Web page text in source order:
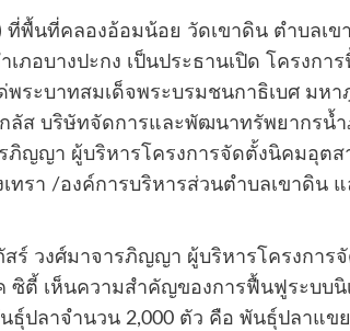
ที่พื้นที่คลองอ้อมน้อย วัดเขาดิน ตำบลเข
เภอบางปะกง เป็นประธานเปิด โครงกา
พระบาทสมเด็จพระบรมชนกาธิเบศ มห
ลัส บริษัทจัดการและพัฒนาทรัพยากรน้
ภิญญา ผู้บริหารโครงการจัดตั้งนิคมอุตส
ทรา /องค์การบริหารส่วนตำบลเขาดิน
สร์ วงศ์มาจารภิญญา ผู้บริหารโครงการ
ซิตี้ เห็นความสำคัญของการฟื้นฟูระบบ
ธุ์ปลาจำนวน 2,000 ตัว คือ พันธุ์ปลาแข